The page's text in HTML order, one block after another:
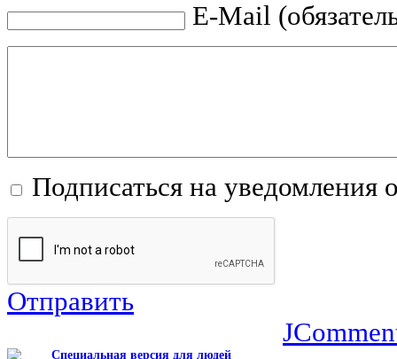
E-Mail
Подписаться на уведомления
Отправить
Специальная версия для людей